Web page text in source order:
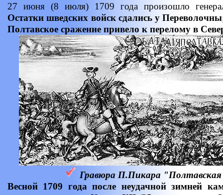
27 июня (8 июля) 1709 года произошло
Остатки шведских войск сдались у
Полтавское сражение привело к перелому в
Гравюра П.Пикара "Полтавская
Весной 1709 года после неудачной зимней